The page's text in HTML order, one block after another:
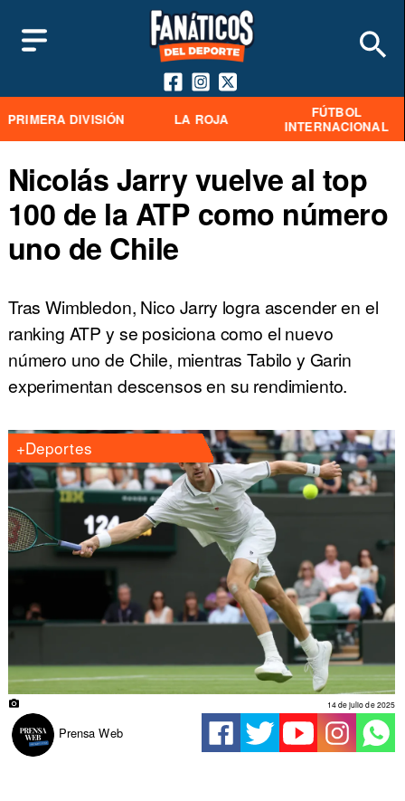
PRIMERA DIVISIÓN LA ROJA
FÚTBOL
INTERNACIONAL
Nicolás Jarry vuelve al top
100 de la ATP como número
uno de Chile
Tras Wimbledon, Nico Jarry logra ascender en el
ranking ATP y se posiciona como el nuevo
número uno de Chile, mientras Tabilo y Garin
experimentan descensos en su rendimiento.
+Deportes
Prensa Web
14 de julio de 2025